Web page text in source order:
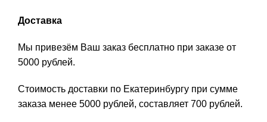
Доставка
Мы привезём Ваш заказ бесплатно при заказе от
5000 рублей.
Стоимость доставки по Екатеринбургу при сумме
заказа менее 5000 рублей, составляет 700 рублей.